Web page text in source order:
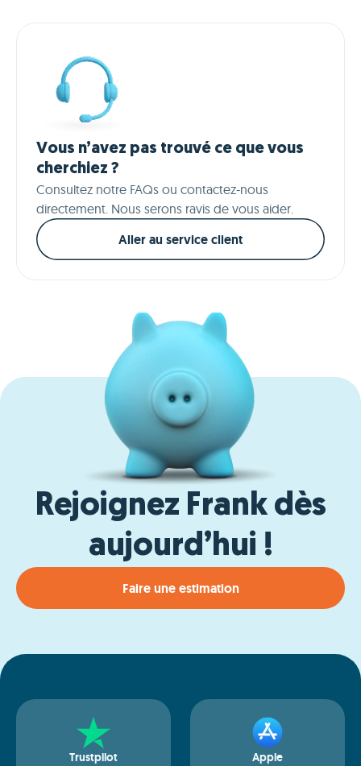
Vous n’avez pas trouvé ce que vous
cherchiez ?
Consultez notre FAQs ou contactez-nous
directement. Nous serons ravis de vous aider.
Aller au service client
Rejoignez Frank dès
aujourd’hui !
Faire une estimation
Trustpilot
Apple